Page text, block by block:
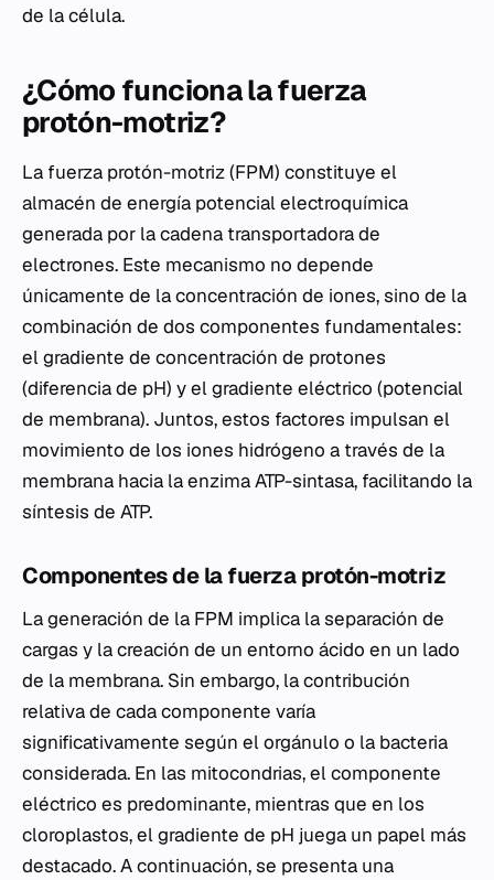
de la célula.
¿Cómo funciona la fuerza
protón-motriz?
La fuerza protón-motriz (FPM) constituye el
almacén de energía potencial electroquímica
generada por la cadena transportadora de
electrones. Este mecanismo no depende
únicamente de la concentración de iones, sino de la
combinación de dos componentes fundamentales:
el gradiente de concentración de protones
(diferencia de pH) y el gradiente eléctrico (potencial
de membrana). Juntos, estos factores impulsan el
movimiento de los iones hidrógeno a través de la
membrana hacia la enzima ATP-sintasa, facilitando la
síntesis de ATP.
Componentes de la fuerza protón-motriz
La generación de la FPM implica la separación de
cargas y la creación de un entorno ácido en un lado
de la membrana. Sin embargo, la contribución
relativa de cada componente varía
significativamente según el orgánulo o la bacteria
considerada. En las mitocondrias, el componente
eléctrico es predominante, mientras que en los
cloroplastos, el gradiente de pH juega un papel más
destacado. A continuación, se presenta una